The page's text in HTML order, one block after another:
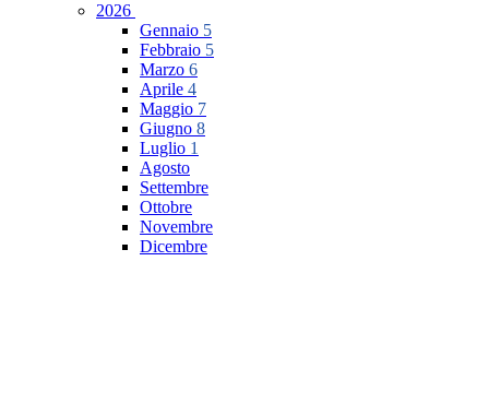
2026
Gennaio 5
Febbraio 5
Marzo 6
Aprile 4
Maggio 7
Giugno 8
Luglio 1
Agosto
Settembre
Ottobre
Novembre
Dicembre